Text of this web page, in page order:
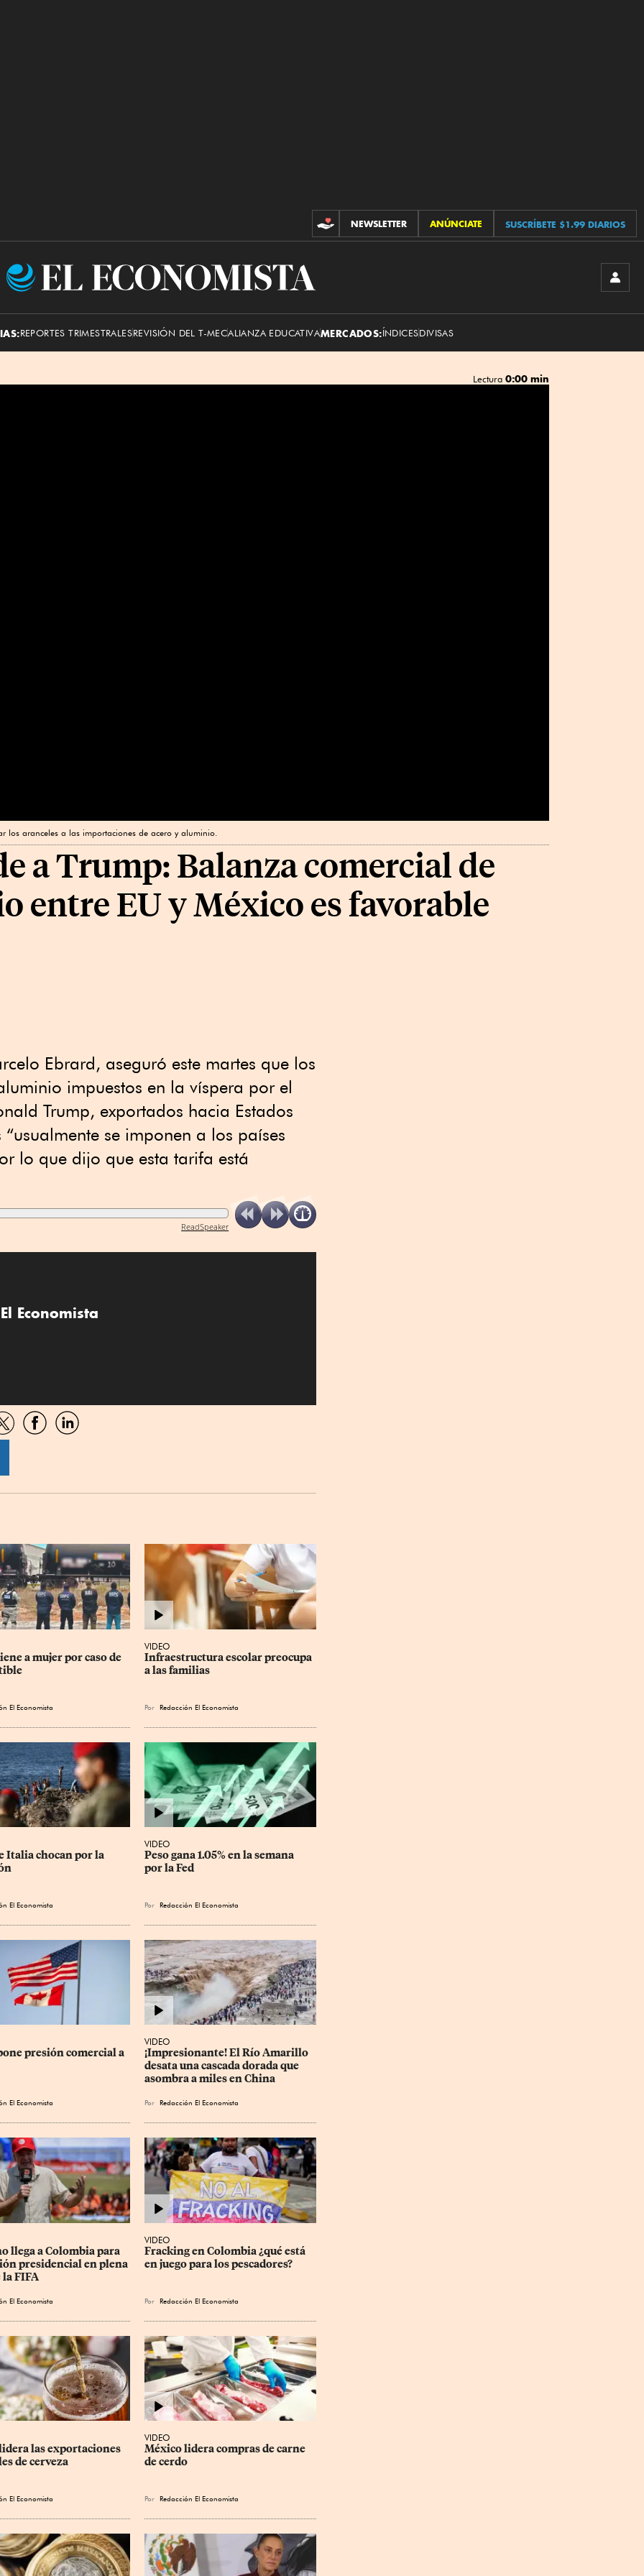
CONTRIBUCIONES
NEWSLETTER ANÚNCIATE SUSCRÍBETE $1.99 DIARIOS
El
REPORTES TRIMESTRALESREVISIÓN DEL T-MECALIANZA EDUCATIVAMERCADOS:ÍNDICESDIVISAS
Lectura 0:00 min
los aranceles a las importaciones de acero y aluminio.
a Trump: Balanza comercial de
entre EU y México es favorable
Ebrard, aseguró este martes que los
impuestos en la víspera por el
Trump, exportados hacia Estados
se imponen a los países
lo que dijo que esta tarifa está
ReadSpeaker
Economista
Compartir
por
CompartirCompartir
a mujer por caso de
El Economista
VIDEO
Infraestructura escolar preocupa
a las familias
Por Redacción El Economista
Italia chocan por la
El Economista
VIDEO
Peso gana 1.05% en la semana
por la Fed
Por Redacción El Economista
presión comercial a
El Economista
VIDEO
¡Impresionante! El Río Amarillo
desata una cascada dorada que
asombra a miles en China
Por Redacción El Economista
llega a Colombia para
presidencial en plena
la FIFA
El Economista
VIDEO
Fracking en Colombia ¿qué está
en juego para los pescadores?
Por Redacción El Economista
las exportaciones
de cerveza
El Economista
VIDEO
México lidera compras de carne
de cerdo
Por Redacción El Economista